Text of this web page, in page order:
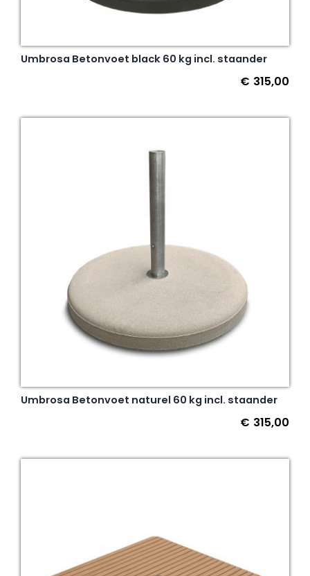
Umbrosa Betonvoet black 60 kg incl. staander
€ 315,00
Umbrosa Betonvoet naturel 60 kg incl. staander
€ 315,00